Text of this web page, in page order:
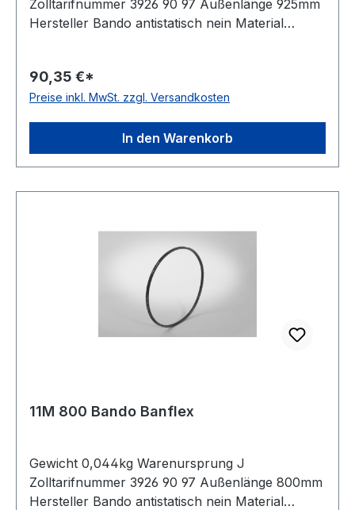
Zolltarifnummer 3926 90 97 Außenlänge 925mm
Hersteller Bando antistatisch nein Material
90,35 €*
Preise inkl. MwSt. zzgl. Versandkosten
In den Warenkorb
11M 800 Bando Banflex
Gewicht 0,044kg Warenursprung J
Zolltarifnummer 3926 90 97 Außenlänge 800mm
Hersteller Bando antistatisch nein Material